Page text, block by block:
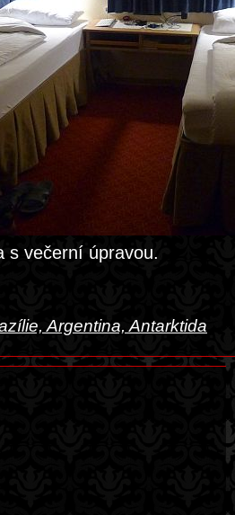
s večerní úpravou.
Argentina, Antarktida